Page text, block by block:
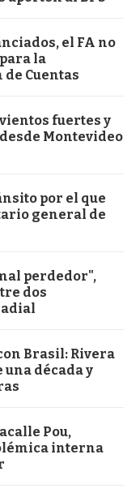
el FA no
la
Cuentas
fuertes y
Montevideo
por el que
general de
perdedor",
dos
Brasil: Rivera
década y
Pou,
interna